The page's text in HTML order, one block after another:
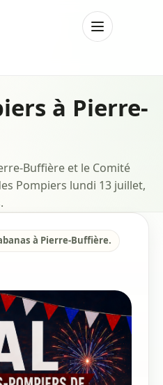
Menu
à Pierre-
Buffière et le Comité
Pompiers lundi 13 juillet,
à Pierre-Buffière.